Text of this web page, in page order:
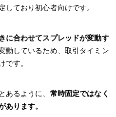
しており初心者向けです。
に合わせてスプレッドが変動す
動しているため、取引タイミン
です。
あるように、 常時固定ではなく
あります。